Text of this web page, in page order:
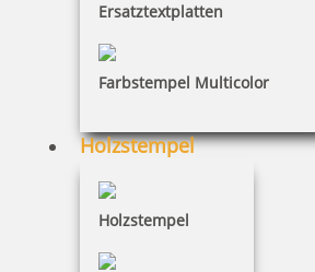
Ersatztextplatten
Farbstempel Multicolor
Holzstempel
Holzstempel
Reiner Farbkissen 13521,
7,10 €